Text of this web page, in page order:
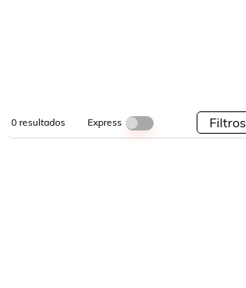
0resultados Express Filtros